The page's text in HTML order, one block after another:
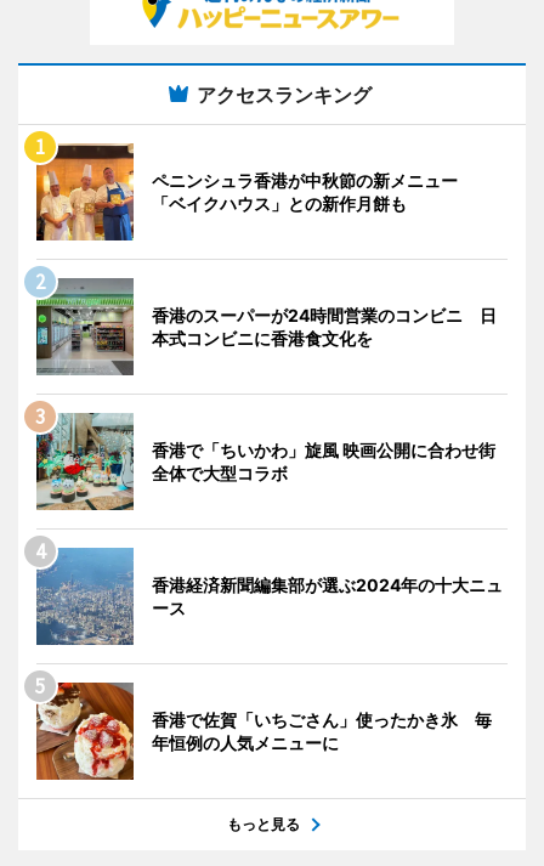
アクセスランキング
ペニンシュラ香港が中秋節の新メニュー
「ベイクハウス」との新作月餅も
香港のスーパーが24時間営業のコンビニ 日
本式コンビニに香港食文化を
香港で「ちいかわ」旋風 映画公開に合わせ街
全体で大型コラボ
香港経済新聞編集部が選ぶ2024年の十大ニュ
ース
香港で佐賀「いちごさん」使ったかき氷 毎
年恒例の人気メニューに
もっと見る